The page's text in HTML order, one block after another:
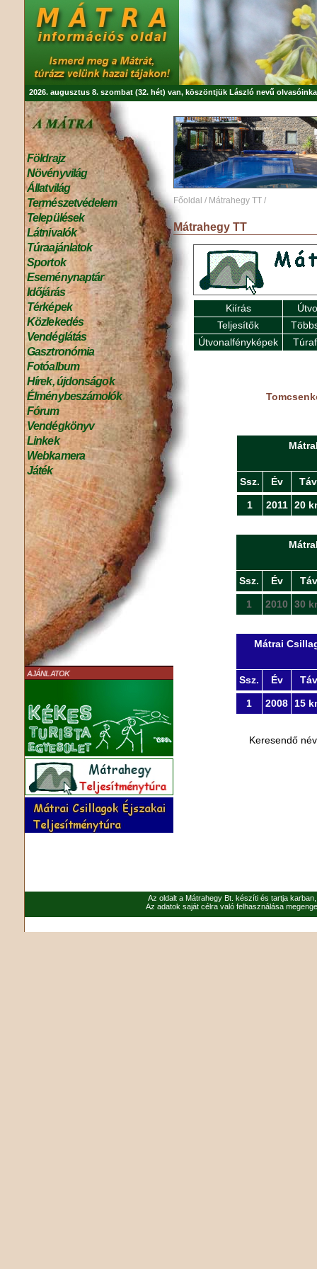
2026. augusztus 8. szombat (32. hét) van, köszöntjük László nevű
Földrajz
Növényvilág
Állatvilág
Természetvédelem
Települések
Látnivalók
Túraajánlatok
Sportok
Eseménynaptár
Időjárás
Térképek
Közlekedés
Vendéglátás
Gasztronómia
Fotóalbum
Hírek, újdonságok
Élménybeszámolók
Fórum
Vendégkönyv
Linkek
Webkamera
Játék
AJÁNLATOK
Főoldal / Mátrahegy TT /
Mátrahegy TT
Kiírás
Teljesítők
Útvonalfényképek
Ssz. Év Táv
1 2011 20
Ssz. Év Táv
1 2010 30
Mátrai
Ssz. Év Táv
1 2008 15
Keresendő
Az oldalt a Mátrahegy Bt. készíti és tartja
Az adatok saját célra való felhasználása